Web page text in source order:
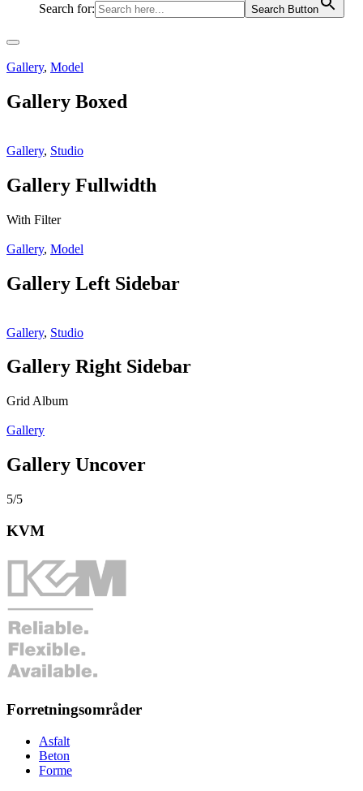
Search for: Search Button
Hovedmenu
Gallery, Model
Gallery Boxed
Gallery, Studio
Gallery Fullwidth
With Filter
Gallery, Model
Gallery Left Sidebar
Gallery, Studio
Gallery Right Sidebar
Grid Album
Gallery
Gallery Uncover
5/5
KVM
Forretningsområder
Asfalt
Beton
Forme